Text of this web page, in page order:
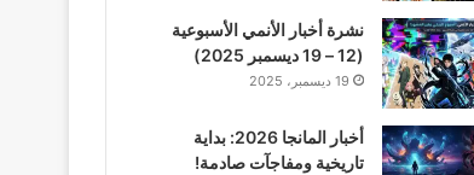
نشرة أخبار الأنمي الأسبوعية
(12 – 19 ديسمبر 2025)
19 ديسمبر، 2025
أخبار المانجا 2026: بداية
تاريخية ومفاجآت صادمة!